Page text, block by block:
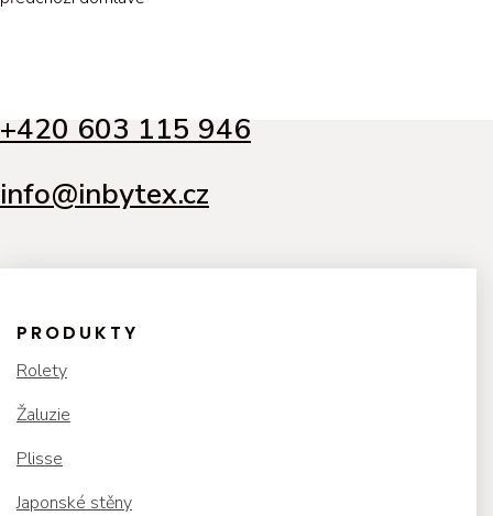
+420 603 115 946
info@inbytex.cz
PRODUKTY
Rolety
Žaluzie
Plisse
Japonské stěny